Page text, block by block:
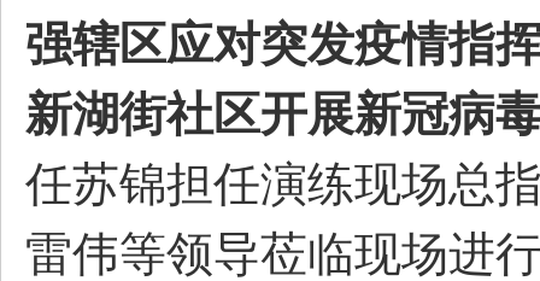
强辖区应对突发疫情指
新湖街社区开展新冠病
任苏锦担任演练现场总
雷伟等领导莅临现场进